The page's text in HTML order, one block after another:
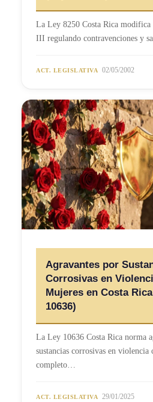
La Ley 8250 Costa Rica
III regulando contravenciones y
ACT. LEGISLATIVA 02/05/2002
Agravantes por
Corrosivas en
Mujeres en Costa
10636)
La Ley 10636 Costa Rica norma
sustancias corrosivas en
completo…
ACT. LEGISLATIVA 29/01/2025